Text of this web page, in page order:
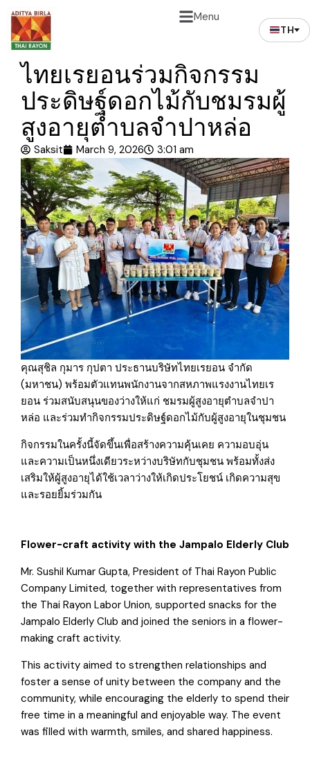
Menu
TH
ไทยเรยอนร่วมกิจกรรม
ประดิษฐ์ดอกไม้กับชมรมผู้
สูงอายุตำบลจำปาหล่อ
Saksit March 9, 2026 3:01 am
คุณสุชิล กุมาร กุปตา ประธานบริษัทไทยเรยอน จำกัด
(มหาชน) พร้อมตัวแทนพนักงานจากสหภาพแรงงานไทยเร
ยอน ร่วมสนับสนุนของว่างให้แก่ ชมรมผู้สูงอายุตำบลจำปา
หล่อ และร่วมทำกิจกรรมประดิษฐ์ดอกไม้กับผู้สูงอายุในชุมชน
กิจกรรมในครั้งนี้จัดขึ้นเพื่อสร้างความคุ้นเคย ความอบอุ่น
และความเป็นหนึ่งเดียวระหว่างบริษัทกับชุมชน พร้อมทั้งส่ง
เสริมให้ผู้สูงอายุได้ใช้เวลาว่างให้เกิดประโยชน์ เกิดความสุข
และรอยยิ้มร่วมกัน
Flower-craft activity with the Jampalo Elderly Club
Mr. Sushil Kumar Gupta, President of Thai Rayon Public
Company Limited, together with representatives from
the Thai Rayon Labor Union, supported snacks for the
Jampalo Elderly Club and joined the seniors in a flower-
making craft activity.
This activity aimed to strengthen relationships and
foster a sense of unity between the company and the
community, while encouraging the elderly to spend their
free time in a meaningful and enjoyable way. The event
was filled with warmth, smiles, and shared happiness.